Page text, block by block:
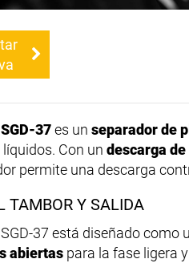
37es un separador de
Con un descarga
permite una descarga
TAMBOR Y SALIDA
37 está diseñado como
abiertas para la fase ligera